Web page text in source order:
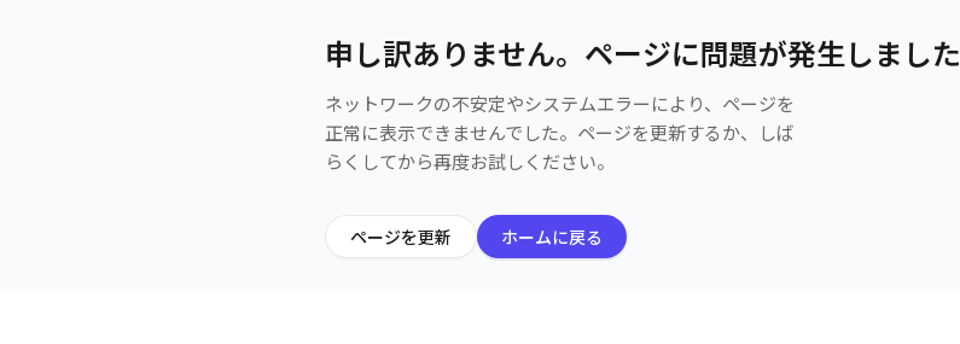
申し訳ありません。ページに問題が発生しました
ネットワークの不安定やシステムエラーにより、ページを
正常に表示できませんでした。ページを更新するか、しば
らくしてから再度お試しください。
ページを更新 ホームに戻る